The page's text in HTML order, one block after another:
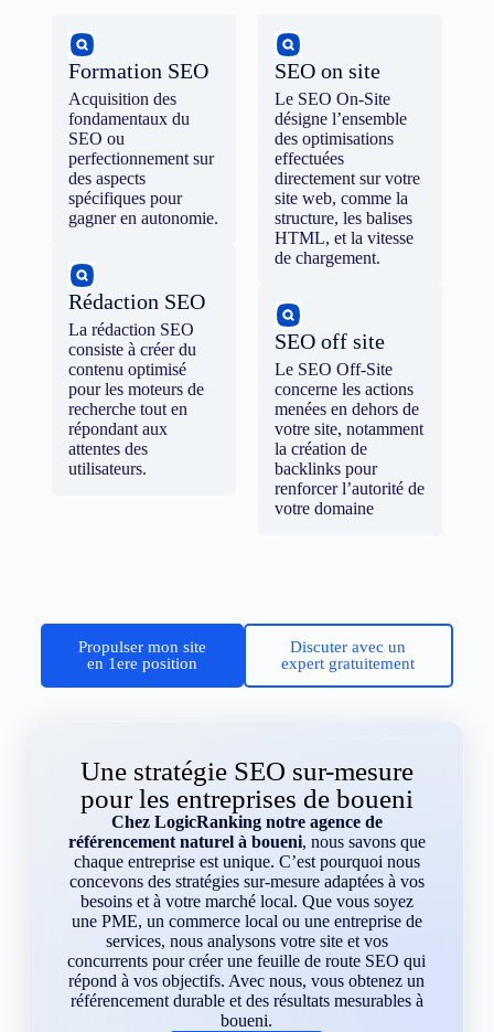
Formation SEO
Acquisition des
fondamentaux du
SEO ou
perfectionnement sur
des aspects
spécifiques pour
gagner en autonomie.
Rédaction SEO
La rédaction SEO
consiste à créer du
contenu optimisé
pour les moteurs de
recherche tout en
répondant aux
attentes des
utilisateurs.
SEO on site
Le SEO On-Site
désigne l’ensemble
des optimisations
effectuées
directement sur votre
site web, comme la
structure, les balises
HTML, et la vitesse
de chargement.
SEO off site
Le SEO Off-Site
concerne les actions
menées en dehors de
votre site, notamment
la création de
backlinks pour
renforcer l’autorité de
votre domaine
Propulser mon site
en 1ere position
Discuter avec un
expert gratuitement
Une stratégie SEO sur-mesure
pour les entreprises de boueni
Chez LogicRanking notre agence de
référencement naturel à boueni, nous savons que
chaque entreprise est unique. C’est pourquoi nous
concevons des stratégies sur-mesure adaptées à vos
besoins et à votre marché local. Que vous soyez
une PME, un commerce local ou une entreprise de
services, nous analysons votre site et vos
concurrents pour créer une feuille de route SEO qui
répond à vos objectifs. Avec nous, vous obtenez un
référencement durable et des résultats mesurables à
boueni.